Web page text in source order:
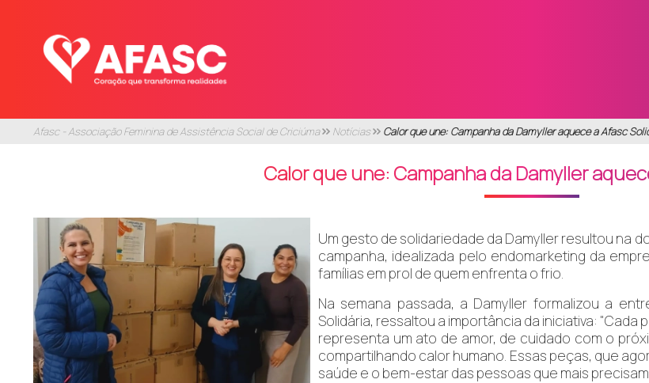
Afasc - Associação Feminina de Assistência Social de Criciúma Notícias Calor que une: Campanha da Damyller aquece a Afasc
Calor que une: Campanha da Damyller
Um gesto de solidariedade da Damyller resultou na
campanha, idealizada pelo endomarketing da
famílias em prol de quem enfrenta o frio.
Na semana passada, a Damyller formalizou a
Solidária, ressaltou a importância da iniciativa: "Cada
representa um ato de amor, de cuidado com o
compartilhando calor humano. Essas peças, que
saúde e o bem-estar das pessoas que mais precisam